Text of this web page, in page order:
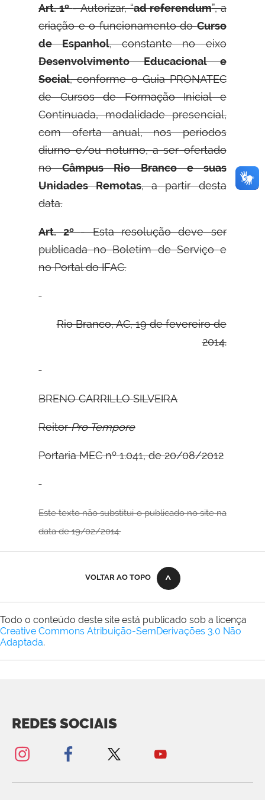
Art. 1º- Autorizar, “ad referendum”, a
criação e o funcionamento doCurso
de Espanhol, constante no eixo
Desenvolvimento Educacional e
Social, conforme o Guia PRONATEC
de Cursos de Formação Inicial e
Continuada, modalidade presencial,
com oferta anual, nos períodos
diurno e/ou noturno, a ser ofertado
noCâmpus Rio Branco e suas
Unidades Remotas, a partir desta
data.
Art. 2º- Esta resolução deve ser
publicada no Boletim de Serviço e
no Portal do IFAC.
Rio Branco, AC, 19 de fevereiro de
2014.
BRENOCARRILLOSILVEIRA
ReitorPro Tempore
Portaria MEC nº 1.041, de 20/08/2012
Este texto não substitui o publicado no site na
data de 19/02/2014.
VOLTAR AO TOPO
Todo o conteúdo deste site está publicado sob a licença
Creative Commons Atribuição-SemDerivações 3.0 Não
Adaptada.
REDES SOCIAIS